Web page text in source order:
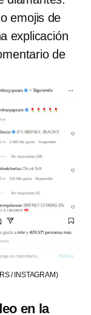
emojis de
explicación
de
/ INSTAGRAM)
en la